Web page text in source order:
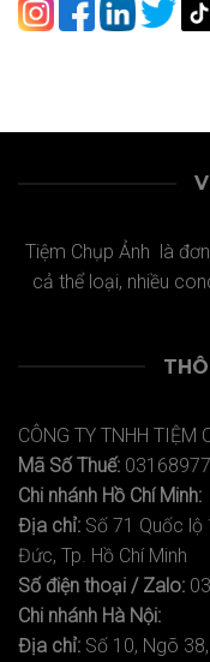
Tiệm Chụp Ảnh là
cả thể loại, nhiều
CÔNG TY TNHH TIỆM
Mã Số Thuế:
Chi nhánh Hồ Chí Minh:
Địa chỉ: Số 71 Quốc lộ
Đức, Tp. Hồ Chí Minh
Số điện thoại / Zalo:
Chi nhánh Hà Nội:
Địa chỉ: Số 10, Ngõ